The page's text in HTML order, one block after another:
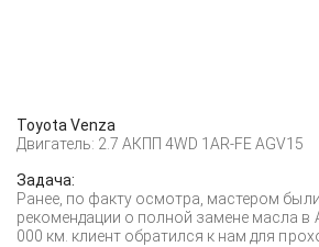
Toyota Venza
Двигатель: 2.7 АКПП 4WD 1AR-FE AGV15
Задача:
Ранее, по факту осмотра, мастером
рекомендации о полной замене масла в
000 км. клиент обратился к нам для